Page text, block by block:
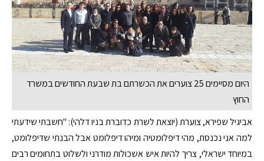
היום מסיימים 25 צוערים את הכשרתם בת שבעת החודשים במשרד
החוץ
אביגיל שפירא, צוערת (יוצאת לשרת כדוברת בניו דלהי): "חשבתי שידעתי
למה אני נכנסת, מהי דיפלומטיה ומיהו דיפלומט אבל הבנתי שדיפלומט,
במיוחד ישראלי, צריך להיות איש אשכולות מודרני ולשלוט בתחומים רבים